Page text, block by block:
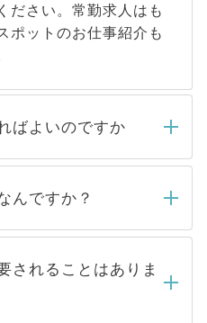
ださい。常勤求人はも
ポットのお仕事紹介も
ばよいのですか
たら、弊社担当者がご
その後メールもしくは
以内にはご連絡をせて
しばらくお待ちくださ
んですか？
取り扱っている求人の
サイトからご覧いただ
」です。非公開求人は
、一般には公開してい
されることはありま